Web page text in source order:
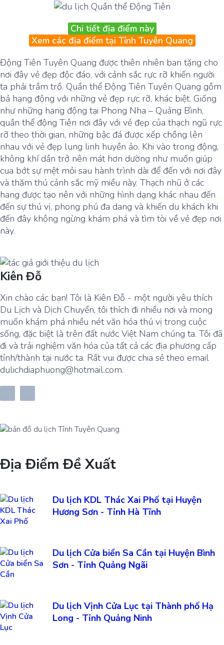
Chi tiết địa điểm này
Xem các địa điểm tại Tỉnh Tuyên Quang
Động Tiên Tuyên Quang được thiên nhiên ban tặng cho
nơi đây vẻ đẹp độc đáo, với cảnh sắc rực rỡ khiến người
ta phải trầm trồ. Quần thể Động Tiên Tuyên Quang gồm
bả hang động với những vẻ đẹp rực rỡ, khác biệt. Giống
như những hang động tại Phong Nha – Quảng Bình,
quần thể động Tiên nơi đây với vẻ đẹp của thạch ngũ rực
rỡ theo thời gian, những bậc đá được xếp chồng lên
nhau với vẻ đẹp lung linh huyền ảo. Khi vào trong động,
không khí dần trở nên mát hơn dường như muốn giúp
cua bớt sự mệt mỏi sau hành trình dài để đến với nơi đây
và thăm thú cảnh sắc mỹ miều này. Thạch nhũ ở các
hang được tạo nên với những hình dạng khác nhau đến
đến sự thú vị, phong phú đa dang và khiến du khách khi
đến đây không ngừng khám phá và tìm tòi về vẻ đẹp nơi
này.
Kiên Đỗ
Xin chào các bạn! Tôi là Kiên Đỗ - một người yêu thích
Du Lịch và Dịch Chuyển, tôi thích đi nhiều nơi và mong
muốn khám phá nhiều nét văn hóa thú vị trong cuộc
sống, đặc biệt là trên đất nước Việt Nam chúng ta. Tôi đã
đi và trải nghiệm văn hóa của tất cả các địa phương cấp
tỉnh/thành tại nước ta. Rất vui được chia sẻ theo email
dulichdiaphuong@hotmail.com.
Địa Điểm Đề Xuất
Du lịch KDL Thác Xai Phố tại Huyện
Hương Sơn - Tỉnh Hà Tĩnh
Du lịch Cửa biển Sa Cần tại Huyện Bình
Sơn - Tỉnh Quảng Ngãi
Du lịch Vịnh Cửa Lục tại Thành phố Hạ
Long - Tỉnh Quảng Ninh